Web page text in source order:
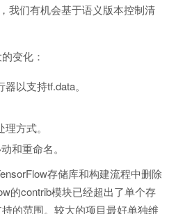
我们有机会基于语义版本控制清
变化：
以支持tf.data。
方式。
和重命名。
存储库和构建流程中删除
的contrib模块已经超出了单个存
的范围。较大的项目最好单独维